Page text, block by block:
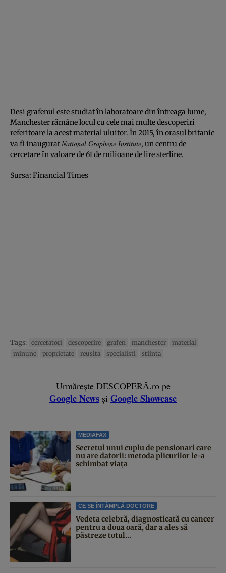
Deşi grafenul este studiat în laboratoare din întreaga lume,
Manchester rămâne locul cu cele mai multe descoperiri
referitoare la acest material uluitor. În 2015, în oraşul britanic
va fi inaugurat National Graphene Institute, un centru de
cercetare în valoare de 61 de milioane de lire sterline.
Sursa: Financial Times
Tags: cercetatori descoperire grafen manchester
material
minune
proprietate reusita specialisti stiinta
Urmărește DESCOPERĂ.ro pe
Google News și Google Showcase
MEDIAFAX
Secretul unui cuplu de pensionari care
nu are datorii: metoda plicurilor le-a
schimbat viața
CE SE ÎNTÂMPLĂ DOCTORE
Vedeta celebră, diagnosticată cu cancer
pentru a doua oară, dar a ales să
păstreze totul...